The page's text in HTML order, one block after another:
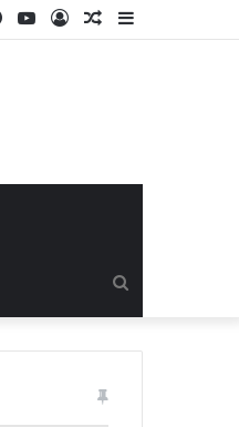
Sidebar
Random
Log
YouTube
Facebook
for